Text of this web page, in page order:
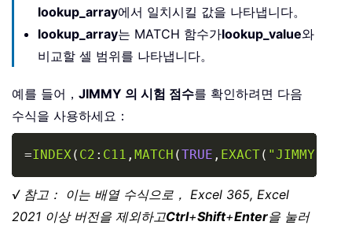
lookup_array에서 일치시킬 값을 나타냅니다。
lookup_array는 MATCH 함수가lookup_value와
비교할 셀 범위를 나타냅니다。
예를 들어， JIMMY 의 시험 점수를 확인하려면 다음
수식을 사용하세요：
=INDEX ( C2 : C11 , MATCH (TRUE , EXACT( "JIMMY"
Copy
√ 참고： 이는 배열 수식으로， Excel 365, Excel
2021 이상 버전을 제외하고Ctrl+Shift+Enter을 눌러